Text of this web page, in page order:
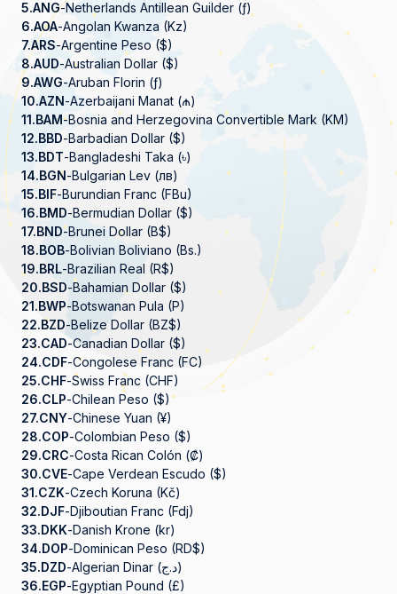
5.ANG-Netherlands Antillean Guilder (ƒ)
6.AOA-Angolan Kwanza (Kz)
7.ARS-Argentine Peso ($)
8.AUD-Australian Dollar ($)
9.AWG-Aruban Florin (ƒ)
10.AZN-Azerbaijani Manat (₼)
11.BAM-Bosnia and Herzegovina Convertible Mark (KM)
12.BBD-Barbadian Dollar ($)
13.BDT-Bangladeshi Taka (৳)
14.BGN-Bulgarian Lev (лв)
15.BIF-Burundian Franc (FBu)
16.BMD-Bermudian Dollar ($)
17.BND-Brunei Dollar (B$)
18.BOB-Bolivian Boliviano (Bs.)
19.BRL-Brazilian Real (R$)
20.BSD-Bahamian Dollar ($)
21.BWP-Botswanan Pula (P)
22.BZD-Belize Dollar (BZ$)
23.CAD-Canadian Dollar ($)
24.CDF-Congolese Franc (FC)
25.CHF-Swiss Franc (CHF)
26.CLP-Chilean Peso ($)
27.CNY-Chinese Yuan (¥)
28.COP-Colombian Peso ($)
29.CRC-Costa Rican Colón (₡)
30.CVE-Cape Verdean Escudo ($)
31.CZK-Czech Koruna (Kč)
32.DJF-Djiboutian Franc (Fdj)
33.DKK-Danish Krone (kr)
34.DOP-Dominican Peso (RD$)
35.DZD-
Algerian Dinar (د.ج)
36.EGP-Egyptian Pound (£)